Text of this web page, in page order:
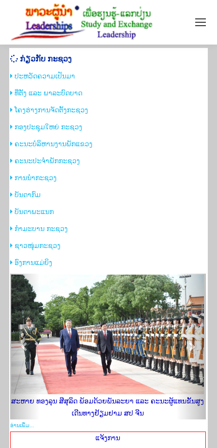
ກ່ຽວ​ກັບ​ ກະ​ຊວງ
ປະຫວັດຄວາມເປັນມາ
​ທີ່ຕັ້ງ ແລະ ພາລະບົດບາດ
​ໂຄງຮ່າງການຈັດຕັ້ງກະ​ຊວງ
ກອງ​ປະ​ຊຸມ​ໃຫຍ່ ​​ກະ​ຊວງ
ຄະ​ນະ​ບໍ​ລິ​ຫານ​ງານ​ພັກ​ແຂວງ​
ຄະ​ນະ​ປະ​ຈຳ​ພັກ​​ກະ​ຊວງ
ການ​ນຳ​​ກະ​ຊວງ
​ບັນດາ​ກົມ
​ບັນດາພະ​ແນກ
ກຳ​ມະ​ບານ ກະ​ຊວງ
​ຊາວ​ໜຸ່ມ​ກະ​ຊວງ
​ອົງການແມ່ຍິງ
ສະຫາຍ ທອງລຸນ ສີສຸລິດ ພ້ອມດ້ວຍພັນລະຍາ ແລະ ຄະນະຜູ້ແທນຂັ້ນສູງ
ເດີນທາງຢ້ຽມ​ຢາມ ສປ ຈີນ
Previous Next
ອ່ານ​ເພີ່​ມ...
ແຈ້ງ​ການ